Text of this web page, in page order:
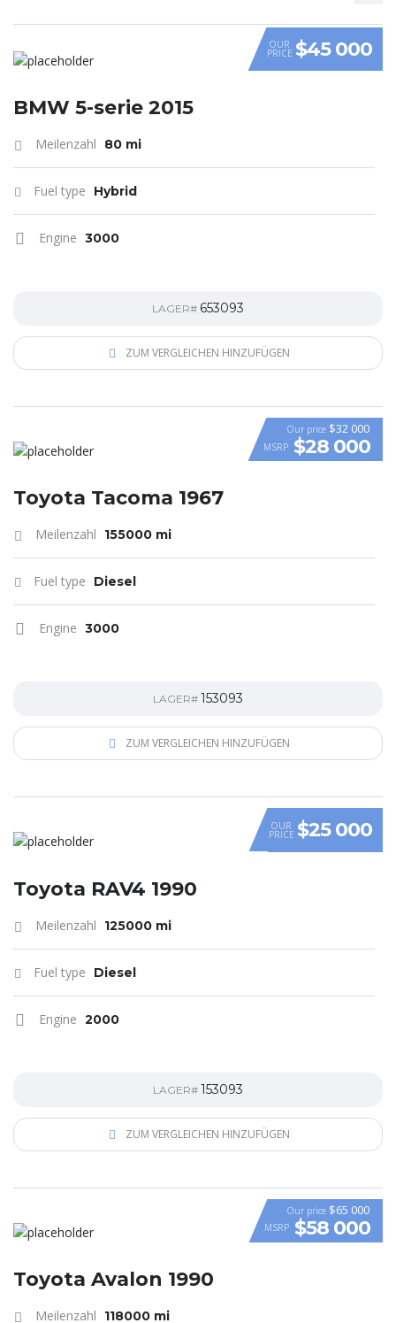
VIDEO
OUR
PRICE $45 000
BMW 5-serie 2015
Meilenzahl 80 mi
Fuel type Hybrid
Engine 3000
LAGER# 653093
ZUM VERGLEICHEN HINZUFÜGEN
Our price $32 000
MSRP $28 000
Toyota Tacoma 1967
Meilenzahl 155000 mi
Fuel type Diesel
Engine 3000
LAGER# 153093
ZUM VERGLEICHEN HINZUFÜGEN
OUR
PRICE $25 000
Toyota RAV4 1990
Meilenzahl 125000 mi
Fuel type Diesel
Engine 2000
LAGER# 153093
ZUM VERGLEICHEN HINZUFÜGEN
VIDEO
Our price $65 000
MSRP $58 000
Toyota Avalon 1990
Meilenzahl 118000 mi